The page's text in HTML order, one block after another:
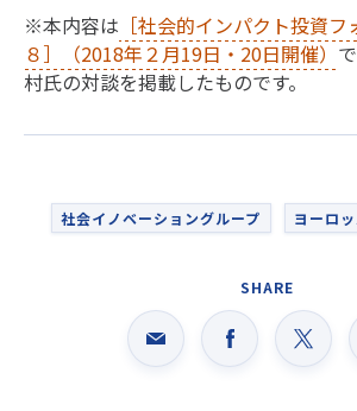
※本内容は ［社会的インパクト投資フ
８］（2018年２月19日・20日開催）
村氏の対談を掲載したものです。
社会イノベーショングループ ヨーロ
SHARE